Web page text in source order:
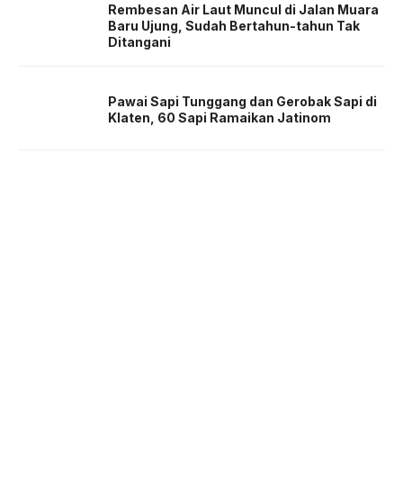
Rembesan Air Laut Muncul di Jalan Muara
Baru Ujung, Sudah Bertahun-tahun Tak
Ditangani
Pawai Sapi Tunggang dan Gerobak Sapi di
Klaten, 60 Sapi Ramaikan Jatinom